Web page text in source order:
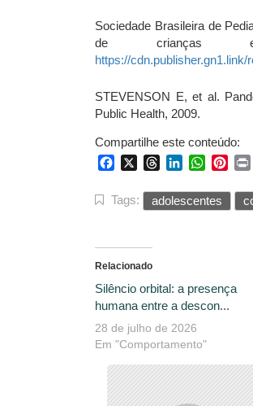
Sociedade Brasileira de
de crianças
https://
STEVENSON E, et al.
Public Health, 2009.
Compartilhe este conteúdo:
FacebookThreadsLinkedIn
Tags: adolescentes
Relacionado
Silêncio orbital: a presença
humana entre a descon...
28 de julho de 2026
Em "Comportamento"